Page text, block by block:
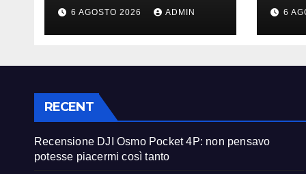
non pensavo
potesse piacermi
così tanto
6 AGOSTO 2026 ADMIN 6
RECENT
Recensione DJI Osmo Pocket 4P: non pensavo
potesse piacermi così tanto